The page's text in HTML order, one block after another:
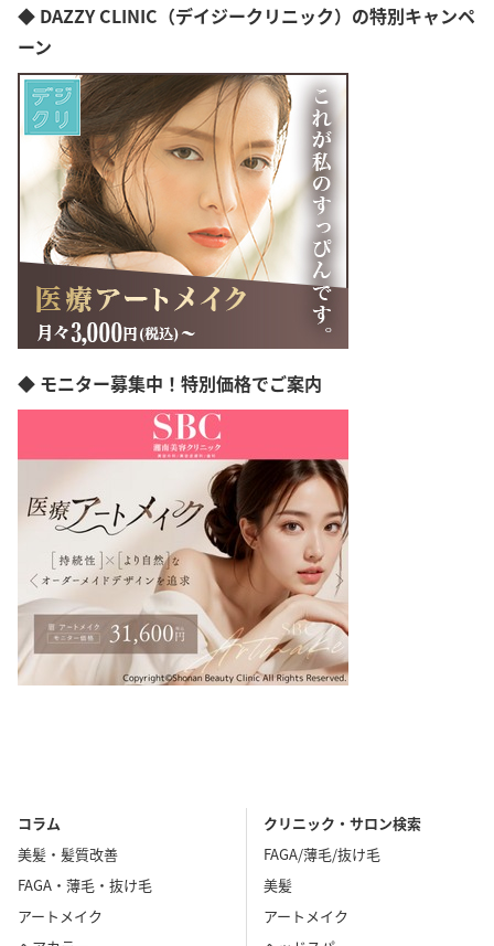
◆ DAZZY CLINIC（デイジークリニック）の特別キャンペ
ーン
◆ モニター募集中！特別価格でご案内
コラム
美髪・髪質改善
FAGA・薄毛・抜け毛
アートメイク
クリニック・サロン検索
FAGA/薄毛/抜け毛
美髪
アートメイク